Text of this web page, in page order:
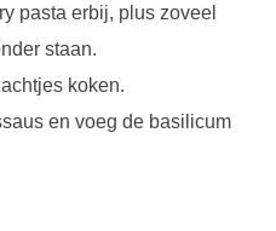
pasta erbij, plus zoveel
staan.
koken.
en voeg de basilicum